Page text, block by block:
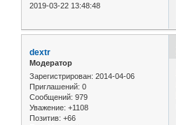
2019-03-22 13:48:48
dextr
Модератор
Зарегистрирован: 2014-04-06
Приглашений: 0
Сообщений: 979
Уважение: +1108
Позитив: +66